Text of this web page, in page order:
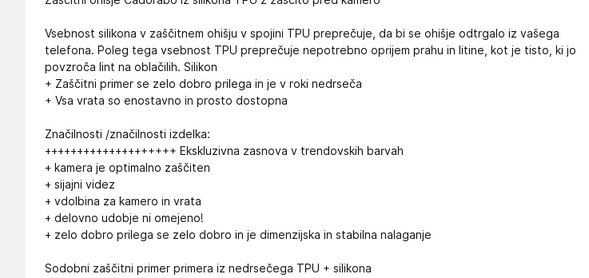
Vsebnost silikona v zaščitnem ohišju v spojini TPU preprečuje, da bi se ohišje odtrgalo iz vašega
telefona. Poleg tega vsebnost TPU preprečuje nepotrebno oprijem prahu in litine, kot je tisto, ki jo
povzroča lint na oblačilih. Silikon
+ Zaščitni primer se zelo dobro prilega in je v roki nedrseča
+ Vsa vrata so enostavno in prosto dostopna
Značilnosti /značilnosti izdelka:
++++++++++++++++++++ Ekskluzivna zasnova v trendovskih barvah
+ kamera je optimalno zaščiten
+ sijajni videz
+ vdolbina za kamero in vrata
+ delovno udobje ni omejeno!
+ zelo dobro prilega se zelo dobro in je dimenzijska in stabilna nalaganje
Sodobni zaščitni primer primera iz nedrsečega TPU + silikona